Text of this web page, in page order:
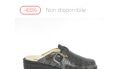
-65% Non disponibile